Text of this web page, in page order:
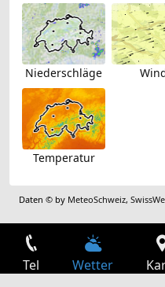
Niederschläge
Temperatur
Daten © by MeteoSchweiz,
Tel Wetter